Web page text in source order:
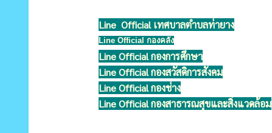
Line Official เทศบาลตำบลท่ายาง
Line Official กองคลัง
Line Official กองการศึกษา
Line Official กองสวัสดิการสังคม
Line Official กองช่าง
Line Official กองสาธารณสุขและสิ่งแวดล้อม